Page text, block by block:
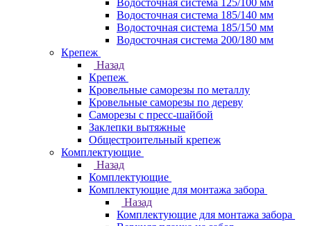
Водосточная система 185/140 мм
Водосточная система 185/150 мм
Водосточная система 200/180 мм
Крепеж
Назад
Крепеж
Кровельные саморезы по металлу
Кровельные саморезы по дереву
Саморезы с пресс-шайбой
Заклепки вытяжные
Общестроительный крепеж
Комплектующие
Назад
Комплектующие
Комплектующие для монтажа забора
Назад
Комплектующие для монтажа забора